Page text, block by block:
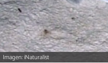
Imagen: iNaturalist